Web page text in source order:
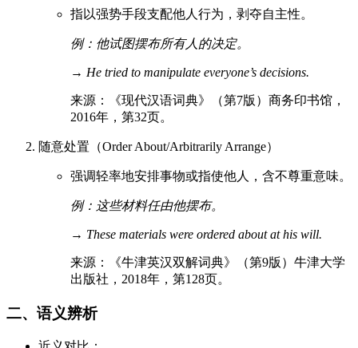
指以强势手段支配他人行为，剥夺自主性。
例：他试图摆布所有人的决定。
→ He tried to manipulate everyone’s decisions.
来源：《现代汉语词典》（第7版）商务印书馆，
2016年，第32页。
随意处置（Order About/Arbitrarily Arrange）
强调轻率地安排事物或指使他人，含不尊重意味。
例：这些材料任由他摆布。
→ These materials were ordered about at his will.
来源：《牛津英汉双解词典》（第9版）牛津大学
出版社，2018年，第128页。
二、语义辨析